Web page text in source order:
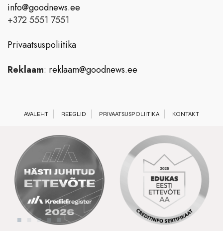
info@goodnews.ee
+372 5551 7551
Privaatsuspoliitika
Reklaam: reklaam@goodnews.ee
AVALEHT REEGLID PRIVAATSUSPOLIITIKA KONTAKT